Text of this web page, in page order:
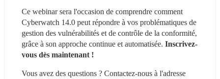
Ce webinar sera l'occasion de comprendre comment
Cyberwatch 14.0 peut répondre à vos problématiques de
gestion des vulnérabilités et de contrôle de la conformité,
grâce à son approche continue et automatisée. Inscrivez-
vous dès maintenant !
Vous avez des questions ? Contactez-nous à l'adresse